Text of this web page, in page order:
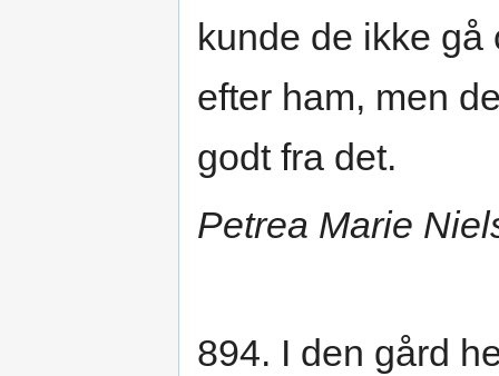
kunde de ikke
efter ham, men
godt fra det.
Petrea Marie
894. I den gård